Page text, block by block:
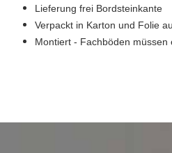
Lieferung frei Bordsteinkante
Verpackt in Karton und Folie
Montiert - Fachböden müssen